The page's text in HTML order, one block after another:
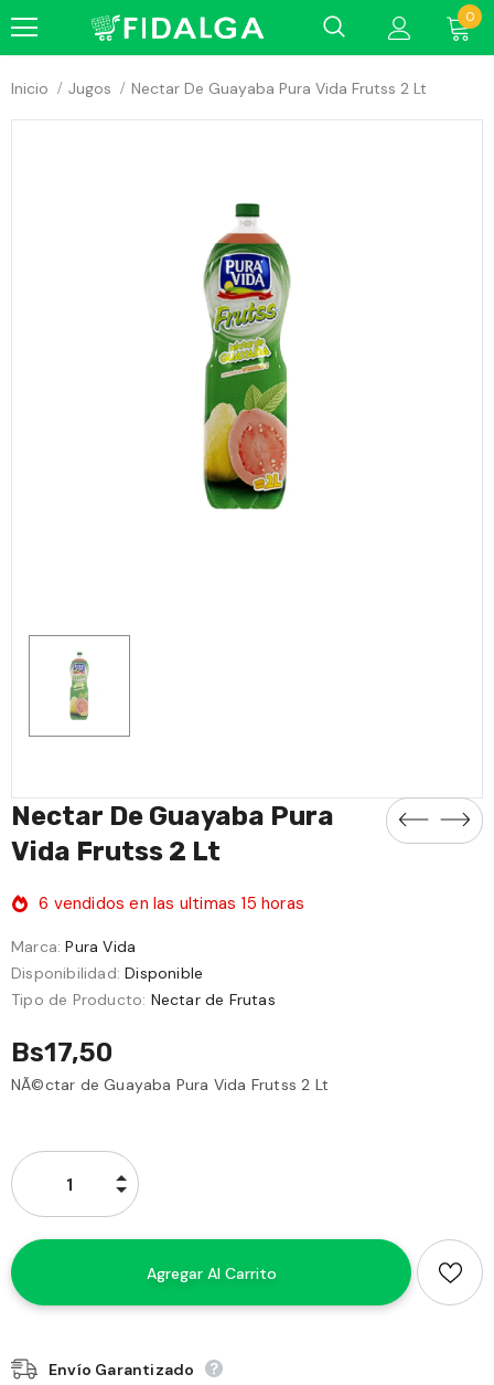
0
Inicio Jugos Nectar De Guayaba Pura Vida Frutss 2 Lt
Nectar De Guayaba Pura
Vida Frutss 2 Lt
6 vendidos en las ultimas 15 horas
Marca: Pura Vida
Disponibilidad: Disponible
Tipo de Producto: Nectar de Frutas
Bs17,50
NÃ©ctar de Guayaba Pura Vida Frutss 2 Lt
Envío Garantizado
Clavo De